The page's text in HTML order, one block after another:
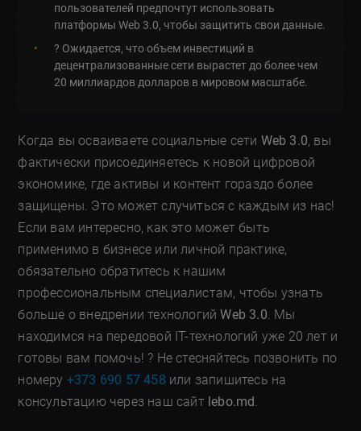
пользователей предпочтут использовать
платформы Web 3.0, чтобы защитить свои данные.
? Ожидается, что объем инвестиций в
децентрализованные сети вырастет до более чем
20 миллиардов долларов в мировом масштабе.
Когда вы осваиваете социальные сети Web 3.0, вы
фактически присоединяетесь к новой цифровой
экономике, где активы и контент гораздо более
защищены. Это может случиться с каждым из нас!
Если вам интересно, как это может быть
применимо в бизнесе или личной практике,
обязательно обратитесь к нашим
профессиональным специалистам, чтобы узнать
больше о внедрении технологийWeb 3.0 . Мы
находимся на передовой IT-технологий уже 20 лет и
готовы вам помочь! ? Не стесняйтесь позвонить по
номеру +373 690 57 458 или запишитесь на
консультацию через наш сайт lebo.md